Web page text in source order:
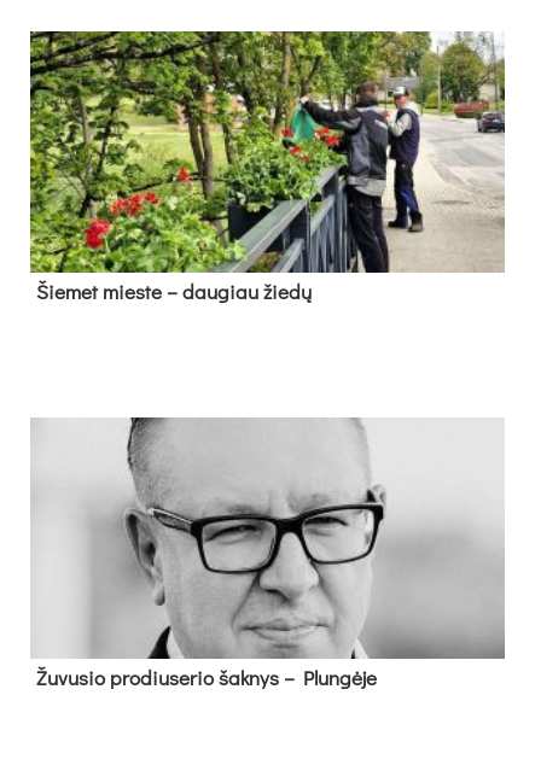
Šie­met mies­te – dau­giau žie­dų
Žu­vu­sio pro­diu­se­rio šak­nys – Plun­gė­je